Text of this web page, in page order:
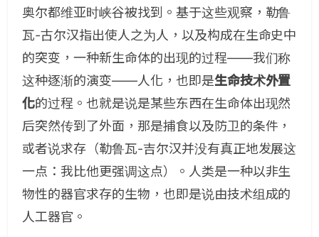
奥尔都维亚时峡谷被找到。基于这些观察，勒鲁
瓦-古尔汉指出使人之为人，以及构成在生命史中
的突变，一种新生命体的出现的过程——我们称
这种逐渐的演变——人化，也即是生命技术外置
化的过程。也就是说是某些东西在生命体出现然
后突然传到了外面，那是捕食以及防卫的条件，
或者说求存（勒鲁瓦-吉尔汉并没有真正地发展这
一点：我比他更强调这点）。人类是一种以非生
物性的器官求存的生物，也即是说由技术组成的
人工器官。